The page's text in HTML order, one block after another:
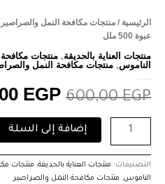
الرئيسية / منتجات مكافحة النمل والصراصير
عبوة 500 ملل
منتجات العناية بالحديقة, منتجات مكافحة
الناموس, منتجات مكافحة النمل
600,00EGP
EGP
إضافة إلى السلة
التصنيفات: منتجات العناية بالحديقة, منتجات
الناموس, منتجات مكافحة النمل والصراصير